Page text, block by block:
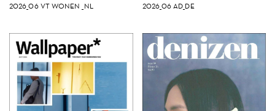
2026_06 VT WONEN _NL 2026_06 AD_DE